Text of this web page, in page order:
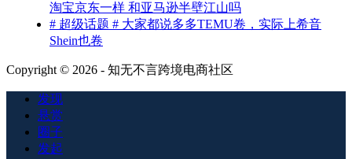
淘宝京东一样 和亚马逊半壁江山吗
# 超级话题 # 大家都说多多TEMU卷，实际上希音
Shein也卷
Copyright © 2026 - 知无不言跨境电商社区
发现
悬赏
圈子
发起